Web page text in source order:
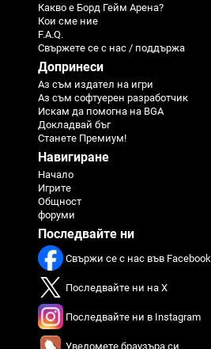
Какво е Борд Гейм Арена?
Кои сме ние
F.A.Q.
Свържете се с нас / поддържа
Допринеси
Аз съм издател на игри
Аз съм софтуерен разработчик
Искам да помогна на BGA
Докладвай бъг
Станете Премиум!
Навигиране
Начало
Игрите
Общност
форуми
Последвайте ни
Свържи се с нас във Facebook
Последвайте ни на X
Последвайте ни в Instagram
Уведомете браузъра си